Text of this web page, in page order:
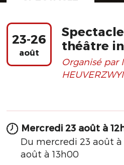
théâtre
Organisé par
23-26
août
Mercredi 23 août à
Du mercredi 23 août à
août à 13h00